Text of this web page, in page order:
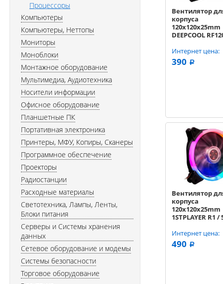
Вентилятор
корпуса
120x120x25mm
DEEPCOOL
Интернет цена:
390 a
Вентилятор
корпуса
120x120x25mm
1STPLAYER R1
R1 bulk
Интернет цена:
490 a
Процессоры
Компьютеры
Компьютеры, Неттопы
Мониторы
Моноблоки
Монтажное оборудование
Мультимедиа, Аудиотехника
Носители информации
Офисное оборудование
Планшетные ПК
Портативная электроника
Принтеры, МФУ, Копиры, Сканеры
Программное обеспечение
Проекторы
Радиостанции
Расходные материалы
Светотехника, Лампы, Ленты,
Блоки питания
Серверы и Системы хранения
данных
Сетевое оборудование и модемы
Системы безопасности
Торговое оборудование